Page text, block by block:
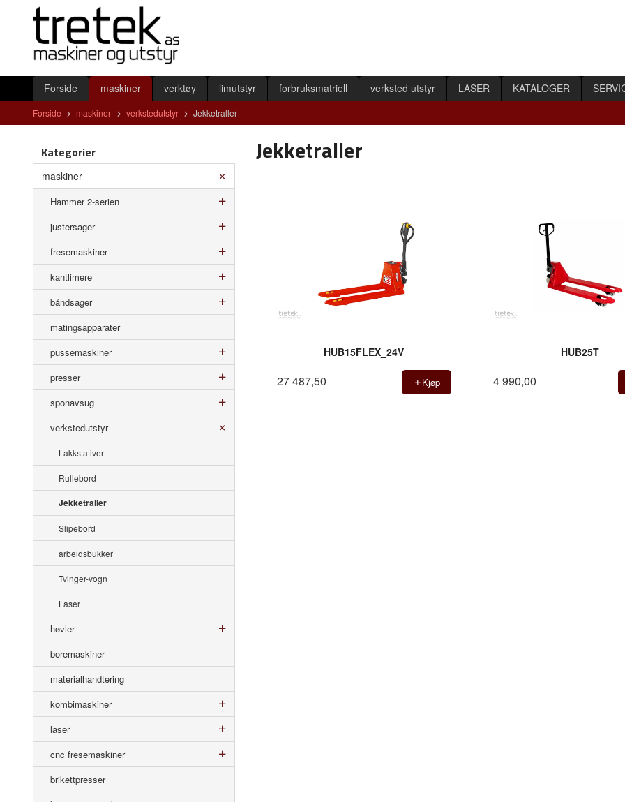
innholdet
Produkter
Forside maskiner verktøy limutstyr forbruksmatriell verksted utstyr LASER KATALOGER
Forside maskiner verkstedutstyr Jekketraller
Kategorier
maskiner
Hammer 2-serien
justersager
fresemaskiner
kantlimere
båndsager
matingsapparater
pussemaskiner
presser
sponavsug
verkstedutstyr
Lakkstativer
Rullebord
Jekketraller
Slipebord
arbeidsbukker
Tvinger-vogn
Laser
høvler
boremaskiner
materialhandtering
kombimaskiner
laser
cnc fresemaskiner
brikettpresser
Jekketraller
HUB15FLEX_24V
27 487,50 Kjøp
HUB25T
4 990,00